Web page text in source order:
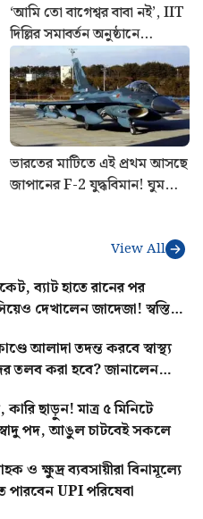
‘আমি তো বাগেশ্বর বাবা নই’, IIT
দিল্লির সমাবর্তন অনুষ্ঠানে
পড়ুয়াদের মন জিতলেন মোদী,
দিলেন বিশেষ বার্তা
ভারতের মাটিতে এই প্রথম আসছে
জাপানের F-2 যুদ্ধবিমান! ঘুম
View All
ব্যাট হাতে রানের পর
দেখালেন জাদেজা! স্বস্তিতে
আলাদা তদন্ত করবে স্বাস্থ্য
তলব করা হবে? জানালেন
ছাড়ুন! মাত্র ৫ মিনিটে
পদ, আঙুল চাটবেই সকলে
ও ক্ষুদ্র ব্যবসায়ীরা বিনামূল্যে
পারবেন UPI পরিষেবা